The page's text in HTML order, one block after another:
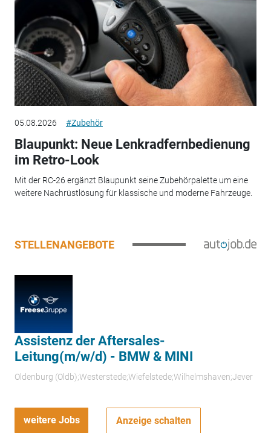
05.08.2026 #Zubehör
Blaupunkt: Neue Lenkradfernbedienung
im Retro-Look
Mit der RC-26 ergänzt Blaupunkt seine Zubehörpalette um eine
weitere Nachrüstlösung für klassische und moderne Fahrzeuge.
STELLENANGEBOTE
Assistenz der Aftersales-
Leitung(m/w/d) - BMW & MINI
Oldenburg (Oldb);Westerstede;Wiefelstede;Wilhelmshaven;Jever
weitere Jobs Anzeige schalten